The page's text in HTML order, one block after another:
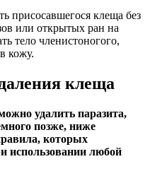
присосавшегося клеща без
или открытых ран на
тело членистоногого,
кожу.
клеща
удалить паразита,
позже, ниже
которых
использовании любой